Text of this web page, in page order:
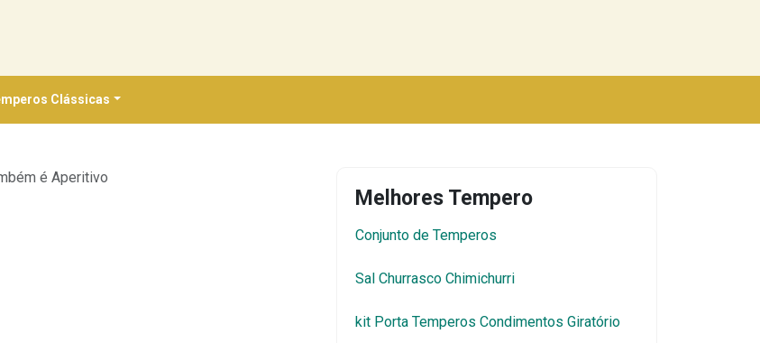
Clássicas
é Aperitivo
Melhores Tempero
Conjunto de Temperos
Sal Churrasco Chimichurri
kit Porta Temperos Condimentos Giratório